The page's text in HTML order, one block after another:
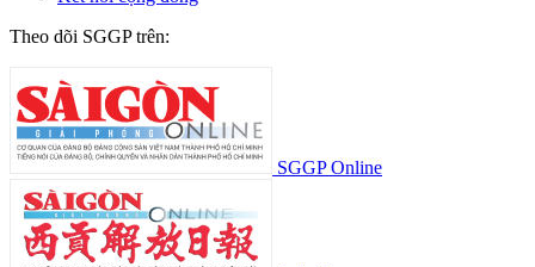
Theo dõi SGGP trên:
SGGP Online